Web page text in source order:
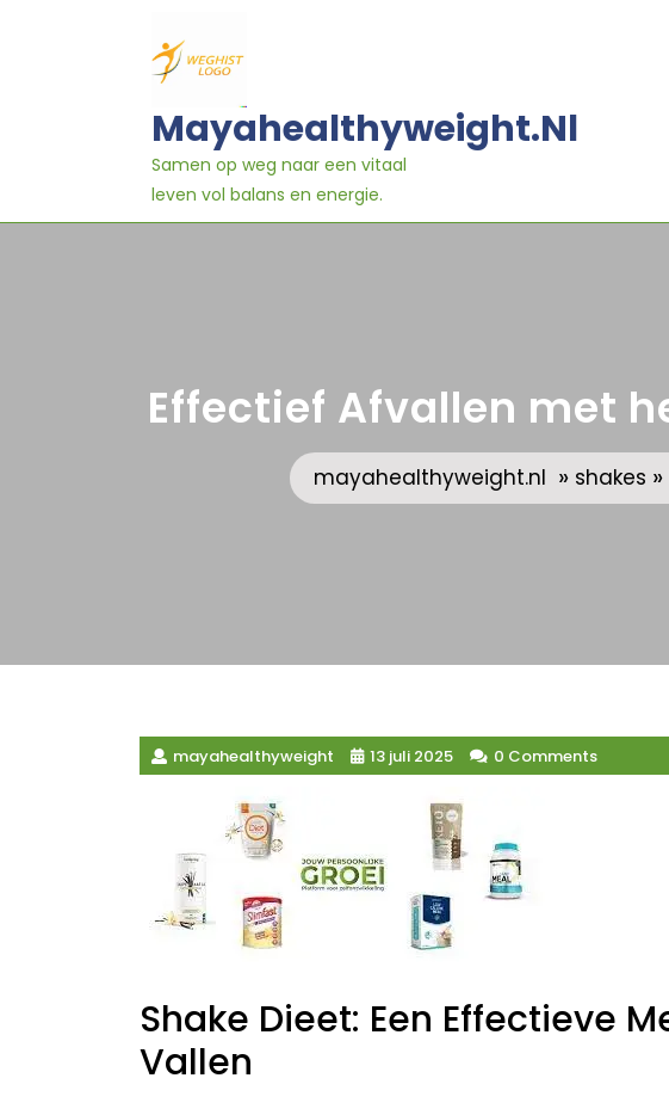
Mayahealthyweight.nl
Samen op weg naar een vitaal
leven vol balans en energie.
Effectief Afvallen met
mayahealthyweight.nl » shakes »
mayahealthyweight 13 juli 2025 0 Comments
Shake Dieet: Een Effectieve
Vallen